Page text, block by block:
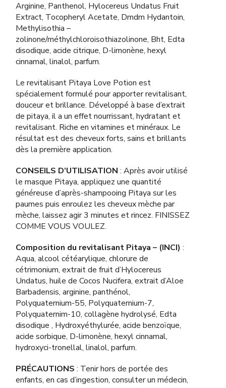
Arginine, Panthenol, Hylocereus Undatus Fruit
Extract, Tocopheryl Acetate, Dmdm Hydantoin,
Methylisothia –
zolinone/méthylchloroisothiazolinone, Bht, Edta
disodique, acide citrique, D-limonène, hexyl
cinnamal, linalol, parfum.
Le revitalisant Pitaya Love Potion est
spécialement formulé pour apporter revitalisant,
douceur et brillance. Développé à base d’extrait
de pitaya, il a un effet nourrissant, hydratant et
revitalisant. Riche en vitamines et minéraux. Le
résultat est des cheveux forts, sains et brillants
dès la première application.
CONSEILS D’UTILISATION : Après avoir utilisé
le masque Pitaya, appliquez une quantité
généreuse d’après-shampooing Pitaya sur les
paumes puis enroulez les cheveux mèche par
mèche, laissez agir 3 minutes et rincez. FINISSEZ
COMME VOUS VOULEZ.
Composition du revitalisant Pitaya – (INCI) :
Aqua, alcool cétéarylique, chlorure de
cétrimonium, extrait de fruit d’Hylocereus
Undatus, huile de Cocos Nucifera, extrait d’Aloe
Barbadensis, arginine, panthénol,
Polyquaternium-55, Polyquaternium-7,
Polyquaternim-10, collagène hydrolysé, Edta
disodique , Hydroxyéthylurée, acide benzoïque,
acide sorbique, D-limonène, hexyl cinnamal,
hydroxyci-tronellal, linalol, parfum.
PRÉCAUTIONS : Tenir hors de portée des
enfants, en cas d’ingestion, consulter un médecin,